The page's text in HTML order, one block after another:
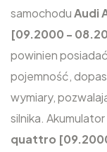
samochoduAudi
[09.2000 -
powinien
pojemność,
wymiary,
silnika.
quattro